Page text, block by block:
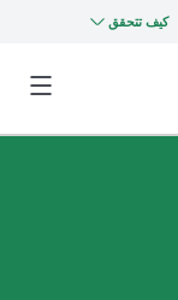
كيف تتحقق